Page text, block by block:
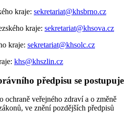
kraje: sekretariat@khsbrno.cz
kraje: sekretariat@khsova.cz
kraje: sekretariat@khsolc.cz
khs@khszlin.cz
předpisu se postupuje
ochraně veřejného zdraví a o změně
ve znění pozdějších předpisů